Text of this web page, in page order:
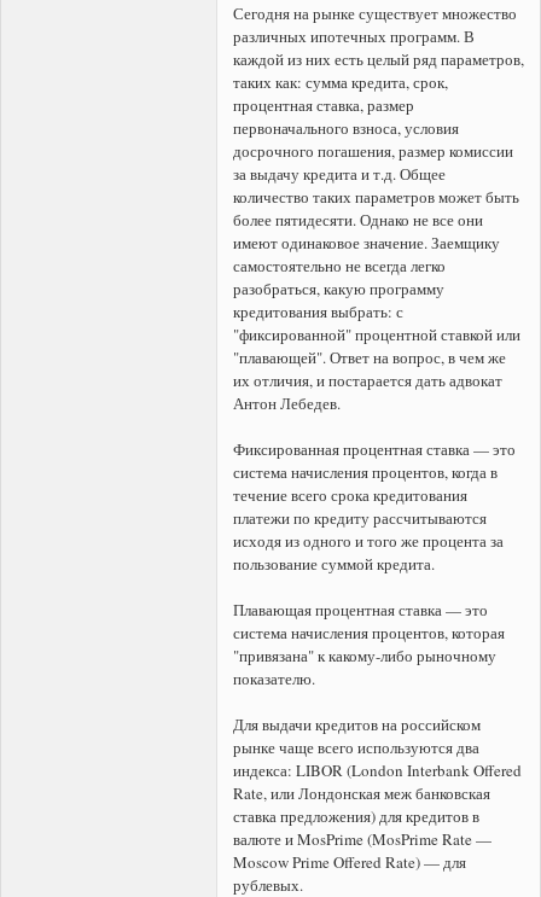
Сегодня на рынке существует множество
различных ипотечных программ. В
каждой из них есть целый ряд параметров,
таких как: сумма кредита, срок,
процентная ставка, размер
первоначального взноса, условия
досрочного погашения, размер комиссии
за выдачу кредита и т.д. Общее
количество таких параметров может быть
более пятидесяти. Однако не все они
имеют одинаковое значение. Заемщику
самостоятельно не всегда легко
разобраться, какую программу
кредитования выбрать: с
"фиксированной" процентной ставкой или
"плавающей". Ответ на вопрос, в чем же
их отличия, и постарается дать адвокат
Антон Лебедев.
Фиксированная процентная ставка — это
система начисления процентов, когда в
течение всего срока кредитования
платежи по кредиту рассчитываются
исходя из одного и того же процента за
пользование суммой кредита.
Плавающая процентная ставка — это
система начисления процентов, которая
"привязана" к какому-либо рыночному
показателю.
Для выдачи кредитов на российском
рынке чаще всего используются два
индекса: LIBOR (London Interbank Offered
Rate, или Лондонская меж банковская
ставка предложения) для кредитов в
валюте и MosPrime (MosPrime Rate —
Moscow Prime Offered Rate) — для
рублевых.